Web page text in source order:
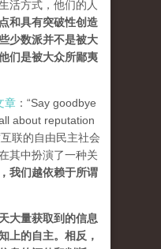
活方式，他们的人
和具有突破性创造
少数派并不是被大
们是被大众所鄙夷
章 ：“Say goodbye
about reputation
联的自由民主社会
其中扮演了一种关
我们越依赖于所谓
大量获取到的信息
上的自主。相反，